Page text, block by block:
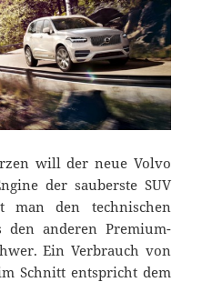
will der neue Volvo
der sauberste SUV
man den technischen
anderen Premium-
Ein Verbrauch von
Schnitt entspricht dem